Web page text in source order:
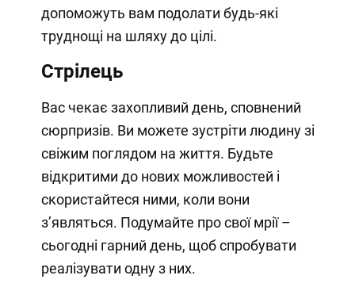
допоможуть вам подолати будь-які
труднощі на шляху до цілі.
Стрілець
Вас чекає захопливий день, сповнений
сюрпризів. Ви можете зустріти людину зі
свіжим поглядом на життя. Будьте
відкритими до нових можливостей і
скористайтеся ними, коли вони
з’являться. Подумайте про свої мрії –
сьогодні гарний день, щоб спробувати
реалізувати одну з них.